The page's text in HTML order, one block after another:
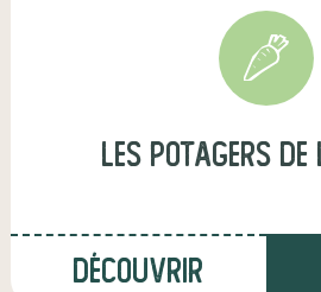
Les Potagers
Découvrir